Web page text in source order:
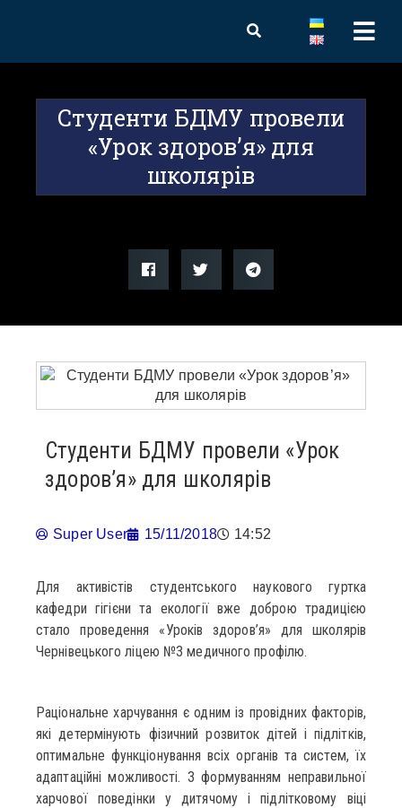
Студенти БДМУ провели
«Урок здоров’я» для
школярів
Студенти БДМУ провели «Урок
здоров’я» для школярів
Super User 15/11/2018 14:52
Для активістів студентського наукового гуртка
кафедри гігієни та екології вже доброю традицією
стало проведення «Уроків здоров’я» для школярів
Чернівецького ліцею №3 медичного профілю.
Раціональне харчування є одним із провідних факторів,
які детермінують фізичний розвиток дітей і підлітків,
оптимальне функціонування всіх органів та систем, їх
адаптаційні можливості. З формуванням неправильної
харчової поведінки у дитячому і підлітковому віці